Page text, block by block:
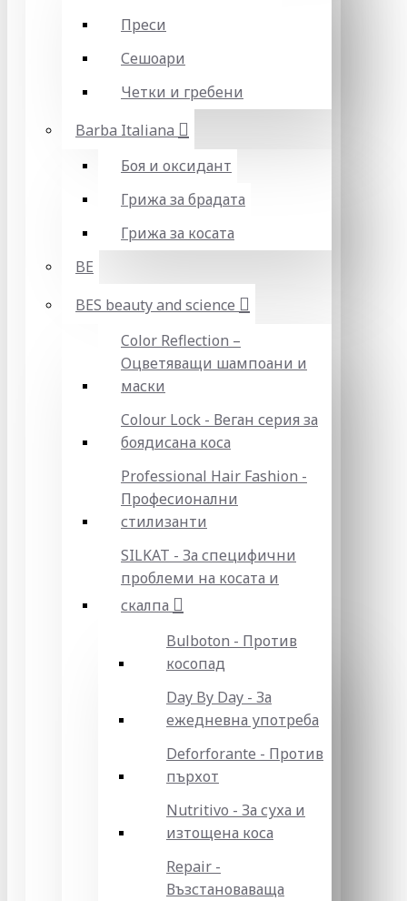
Преси
Сешоари
Четки и гребени
Barba Italiana
Боя и оксидант
Грижа за брадата
Грижа за косата
BE
BES beauty and science
Color Reflection –
Оцветяващи шампоани и
маски
Colour Lock - Веган серия за
боядисана коса
Professional Hair Fashion -
Професионални
стилизанти
SILKAT - За специфични
проблеми на косата и
скалпа
Bulboton - Против
косопад
Day By Day - За
ежедневна употреба
Deforforante - Против
пърхот
Nutritivo - За суха и
изтощена коса
Repair -
Възстановаваща